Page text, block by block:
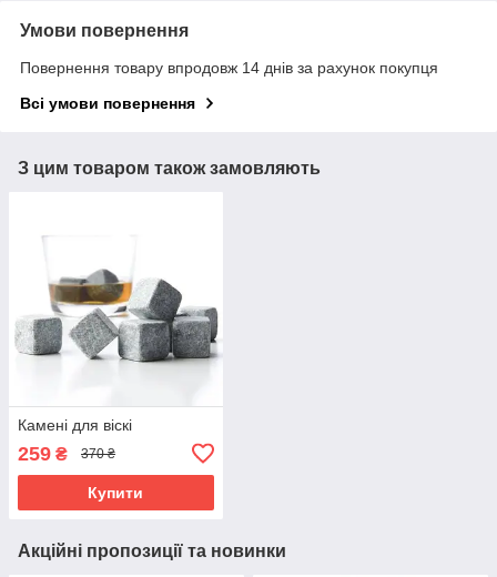
Умови повернення
Повернення товару впродовж 14 днів за рахунок покупця
Всі умови повернення
З цим товаром також замовляють
Камені для віскі
259 ₴ 370 ₴
Купити
Акційні пропозиції та новинки